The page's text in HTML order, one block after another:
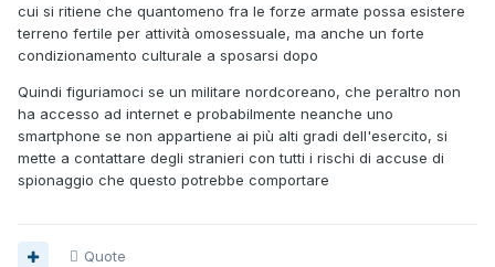
cui si ritiene che quantomeno fra le forze armate possa esistere
terreno fertile per attività omosessuale, ma anche un forte
condizionamento culturale a sposarsi dopo
Quindi figuriamoci se un militare nordcoreano, che peraltro non
ha accesso ad internet e probabilmente neanche uno
smartphone se non appartiene ai più alti gradi dell'esercito, si
mette a contattare degli stranieri con tutti i rischi di accuse di
spionaggio che questo potrebbe comportare
Quote